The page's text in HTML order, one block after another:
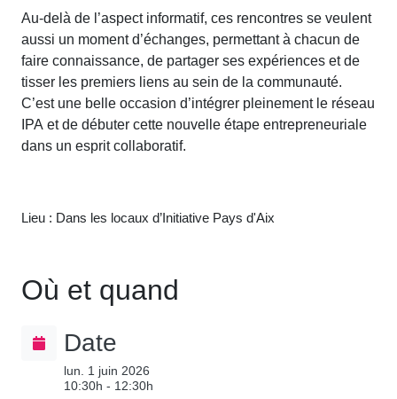
Au-delà de l’aspect informatif, ces rencontres se veulent
aussi un moment d’échanges, permettant à chacun de
faire connaissance, de partager ses expériences et de
tisser les premiers liens au sein de la communauté.
C’est une belle occasion d’intégrer pleinement le réseau
IPA et de débuter cette nouvelle étape entrepreneuriale
dans un esprit collaboratif.
Lieu : Dans les locaux d’Initiative Pays d'Aix
Où et quand
Date
lun. 1 juin 2026
10:30h - 12:30h